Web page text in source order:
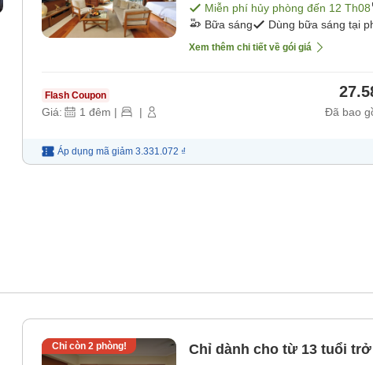
Miễn phí hủy phòng đến 12 Th08
Bữa sáng
Dùng bữa sáng tại
Xem thêm chi tiết về gói giá
Flash Coupon
Giá: 1 đêm | | Đã bao
Áp dụng mã giảm 3.331.072 ₫
Chỉ còn 2 phòng!
Chỉ dành cho từ 13 tuổi